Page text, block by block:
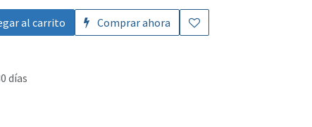
al carrito Comprar ahora
días